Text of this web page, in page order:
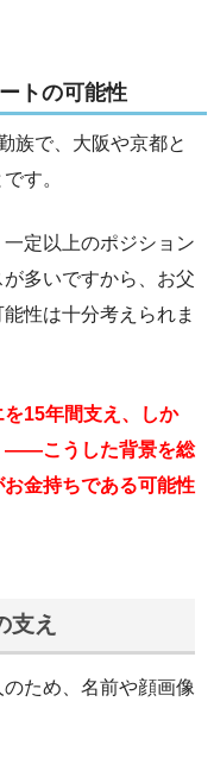
トの可能性
族で、大阪や京都と
す。
定以上のポジション
多いですから、お父
性は十分考えられま
15年間支え、しか
――こうした背景を総
金持ちである可能性
支え
ため、名前や顔画像